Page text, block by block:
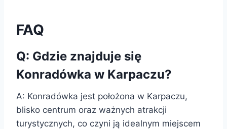
FAQ
Q: Gdzie znajduje się
Konradówka w Karpaczu?
A: Konradówka jest położona w Karpaczu,
blisko centrum oraz ważnych atrakcji
turystycznych, co czyni ją idealnym miejscem